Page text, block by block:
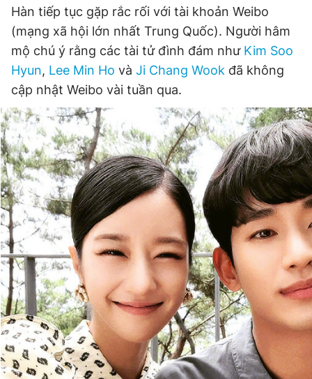
Theo dõi báo trên
Hotline
0906 645 777
Liên hệ quảng cáo
0908 780 404
Đặt báo Quảng cáo RSS Tòa soạn Chính sách bảo
Tổng biên tập: Nguyễn Ngọc Toàn
Phó tổng biên tập thường trực: Hải Thành
Phó tổng biên tập: Lâm Hiếu Dũng
Phó tổng biên tập: Trần Việt Hưng
Tổng thư ký tòa soạn: Đức Trung
Giấy phép xuất bản số 110/GP - BTTTT cấp ngày 24.3.2020
© 2003-2026 Bản quyền thuộc về Báo Thanh Niên. Cấm sao
chép dưới mọi hình thức nếu không có sự chấp thuận bằng văn
bản. Phát triển bởi ePi Technologies, JSC.
Hàn tiếp tục gặp rắc rối với tài khoản Weibo
(mạng xã hội lớn nhất Trung Quốc). Người hâm
mộ chú ý rằng các tài tử đình đám như Kim Soo
Hyun, Lee Min Ho và Ji Chang Wook đã không
cập nhật Weibo vài tuần qua.